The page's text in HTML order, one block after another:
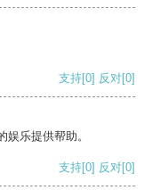
支持[0] 反对[0]
乐提供帮助。
支持[0] 反对[0]